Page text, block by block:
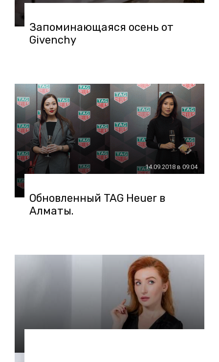
Запоминающаяся осень от
Givenchy
14.09.2018 в 09:04
Обновленный TAG Heuer в
Алматы.